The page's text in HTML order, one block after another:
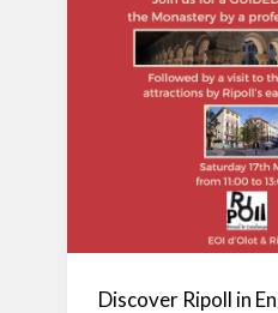
Discover Ripoll in